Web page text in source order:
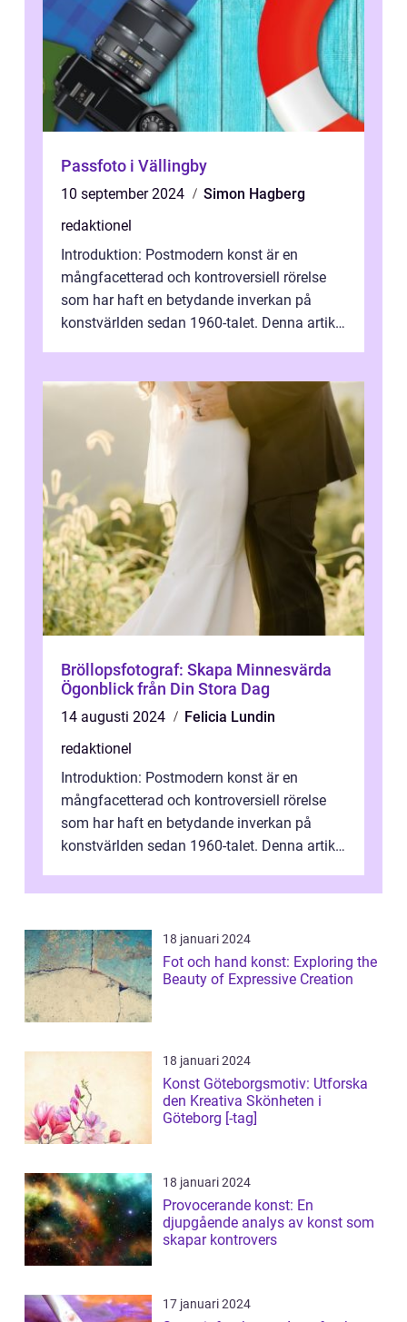
Passfoto i Vällingby
10 september 2024
Simon Hagberg
redaktionel
Introduktion: Postmodern konst är en
mångfacetterad och kontroversiell rörelse
som har haft en betydande inverkan på
konstvärlden sedan 1960-talet. Denna artikel
Bröllopsfotograf: Skapa Minnesvärda
Ögonblick från Din Stora Dag
14 augusti 2024
Felicia Lundin
redaktionel
Introduktion: Postmodern konst är en
mångfacetterad och kontroversiell rörelse
som har haft en betydande inverkan på
konstvärlden sedan 1960-talet. Denna artikel
18 januari 2024
Fot och hand konst: Exploring the
Beauty of Expressive Creation
18 januari 2024
Konst Göteborgsmotiv: Utforska
den Kreativa Skönheten i
Göteborg [-tag]
18 januari 2024
Provocerande konst: En
djupgående analys av konst som
skapar kontrovers
17 januari 2024